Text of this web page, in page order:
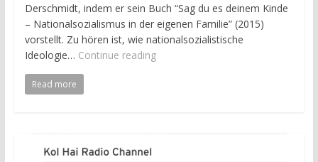
Derschmidt, indem er sein Buch “Sag du es deinem Kinde
– Nationalsozialismus in der eigenen Familie” (2015)
vorstellt. Zu hören ist, wie nationalsozialistische
Ideologie… Continue reading
Read more